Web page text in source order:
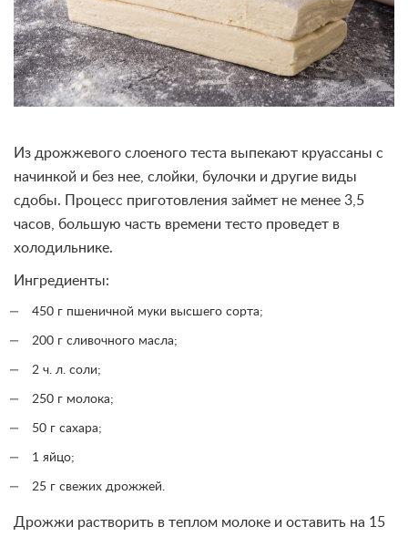
Из дрожжевого слоеного теста выпекают круассаны с
начинкой и без нее, слойки, булочки и другие виды
сдобы. Процесс приготовления займет не менее 3,5
часов, большую часть времени тесто проведет в
холодильнике.
Ингредиенты:
450 г пшеничной муки высшего сорта;
200 г сливочного масла;
2 ч. л. соли;
250 г молока;
50 г сахара;
1 яйцо;
25 г свежих дрожжей.
Дрожжи растворить в теплом молоке и оставить на 15